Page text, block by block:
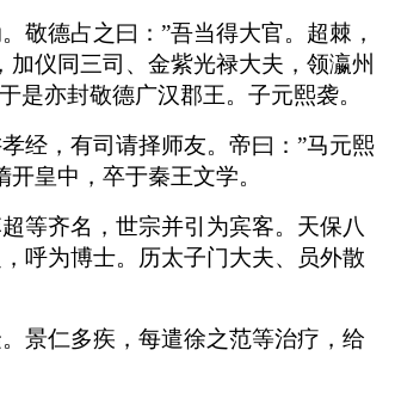
敬德占之曰：”吾当得大官。超棘，
仪同三司、金紫光禄大夫，领瀛州
是亦封敬德广汉郡王。子元熙袭。
经，有司请择师友。帝曰：”马元熙
皇中，卒于秦王文学。
等齐名，世宗并引为宾客。天保八
呼为博士。历太子门大夫、员外散
景仁多疾，每遣徐之范等治疗，给